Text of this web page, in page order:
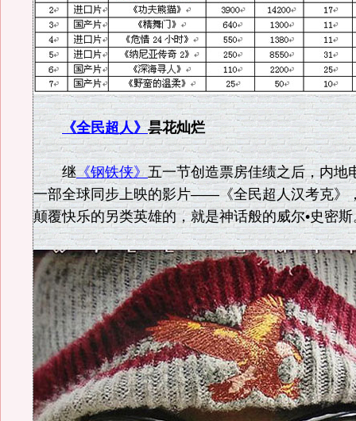
《全民超人》昙花灿烂
继《钢铁侠》五一节创造票房佳绩之后，内地
一部全球同步上映的影片——《全民超人汉考克》
颠覆快乐的另类英雄的，就是神话般的威尔•史密斯